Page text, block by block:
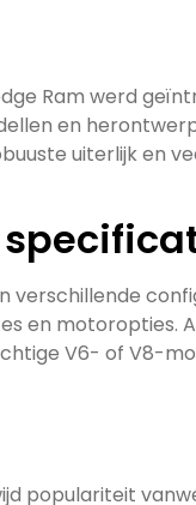
Ram werd
en
uiterlijk en
verschillende
en motoropties.
V6- of V8-
populariteit